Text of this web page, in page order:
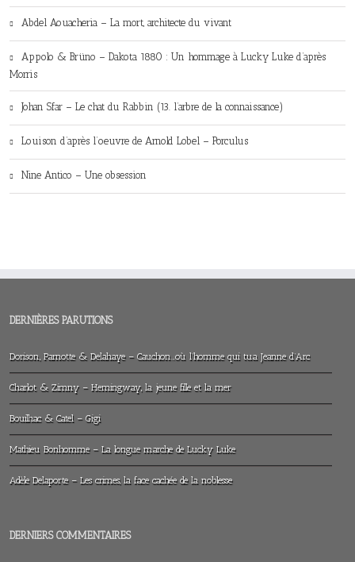
Abdel Aouacheria – La mort, architecte du vivant
Appolo & Brüno – Dakota 1880 : Un hommage à Lucky Luke d’après
Morris
Johan Sfar – Le chat du Rabbin (13. l’arbre de la connaissance)
Louison d’après l’oeuvre de Arnold Lobel – Porculus
Nine Antico – Une obsession
DERNIÈRES PARUTIONS
Dorison, Parnotte & Delahaye – Cauchon…où l’homme qui tua Jeanne d’Arc
Charlot & Zimny – Hemingway, la jeune fille et la mer
Bouilhac & Catel – Gigi
Mathieu Bonhomme – La longue marche de Lucky Luke
Adèle Delaporte – Les crimes, la face cachée de la noblesse
DERNIERS COMMENTAIRES